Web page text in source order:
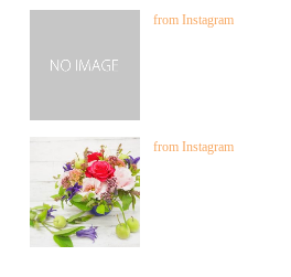
from Instagram
from Instagram